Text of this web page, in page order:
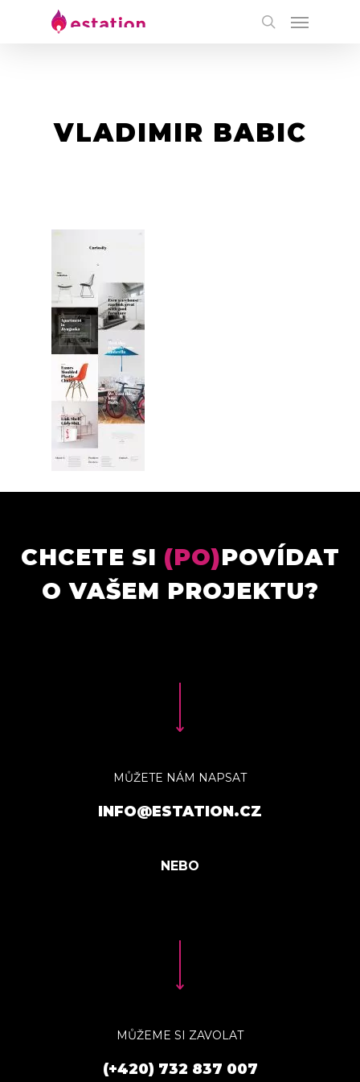
VLADIMIR BABIC
CHCETE SI (PO)POVÍDAT
O VAŠEM PROJEKTU?
MŮŽETE NÁM NAPSAT
INFO@ESTATION.CZ
MŮŽEME SI ZAVOLAT
(+420) 732 837 007